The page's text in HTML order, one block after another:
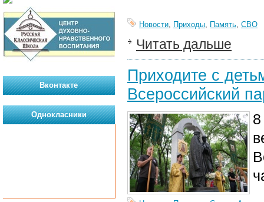
Новости, Приходы, Память, СВО
Читать дальше
Приходите с
Всероссийский
Вконтакте
Однокласники